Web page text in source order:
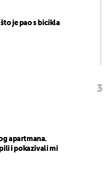
je pao s bicikla
apartmana.
i pokazivali mi